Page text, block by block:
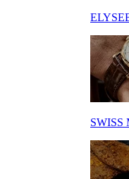
SWISS